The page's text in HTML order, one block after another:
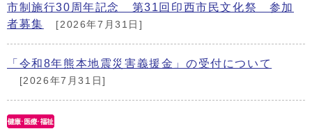
市制施行30周年記念 第31回印西市民文化祭 参加
者募集
[2026年7月31日]
「令和8年熊本地震災害義援金」の受付について
[2026年7月31日]